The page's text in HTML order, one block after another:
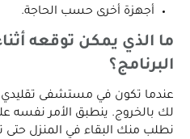
أجهزة أخرى حسب الحاجة.
ما الذي يمكن توقعه
البرنامج؟
عندما تكون في مستشفى
لك بالخروج. ينطبق الأمر نفسه
نطلب منك البقاء في المنزل حتى